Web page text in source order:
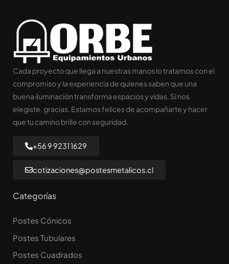
Cada proyecto que llega a nuestras manos lo tratamos con el
compromiso y la experiencia de quienes saben que una
buena iluminación transforma espacios y vidas. Si nos
elegiste, gracias. Estamos felices de acompañarte y hacer
que tu camino brille con seguridad.
+56 9 9231 1629
cotizaciones@postesmetalicos.cl
Categorías
Postes Cónicos
Postes Tubulares
Postes Cuadrados